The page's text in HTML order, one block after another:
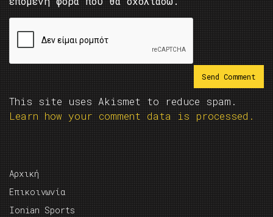
This site uses Akismet to reduce spam.
Learn how your comment data is processed.
Αρχική
Επικοινωνία
Ionian Sports